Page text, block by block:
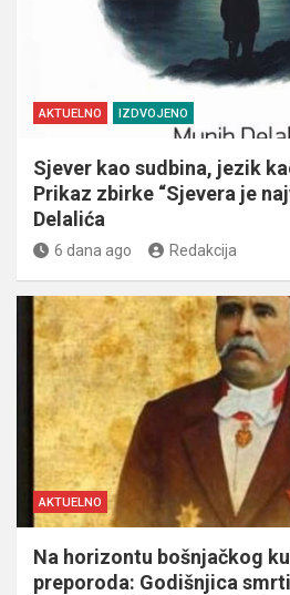
AKTUELNO IZDVOJENO
Sjever kao sudbina, jezik
Prikaz zbirke “Sjevera je
Delalića
6 dana ago Redakcija
AKTUELNO
Na horizontu bošnjačkog
preporoda: Godišnjica